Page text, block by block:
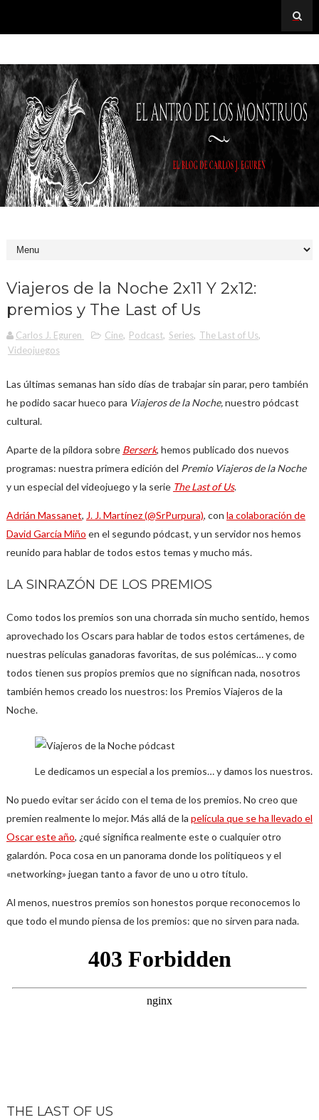
Viajeros de la Noche 2x11 Y 2x12:
premios y The Last of Us
Carlos J. Eguren Cine, Podcast, Series, The Last of Us,
Videojuegos
Las últimas semanas han sido días de trabajar sin parar, pero también
he podido sacar hueco para Viajeros de la Noche,nuestro pódcast
cultural.
Aparte de la píldora sobre Berserk, hemos publicado dos nuevos
programas: nuestra primera edición del Premio Viajeros de la Noche
y un especial del videojuego y la serie The Last of Us.
Adrián Massanet, J. J. Martínez (@SrPurpura), con la colaboración de
David García Miño en el segundo pódcast, y un servidor nos hemos
reunido para hablar de todos estos temas y mucho más.
LA SINRAZÓN DE LOS PREMIOS
Como todos los premios son una chorrada sin mucho sentido, hemos
aprovechado los Oscars para hablar de todos estos certámenes, de
nuestras películas ganadoras favoritas, de sus polémicas… y como
todos tienen sus propios premios que no significan nada, nosotros
también hemos creado los nuestros: los Premios Viajeros de la
Noche.
Le dedicamos un especial a los premios… y damos los nuestros.
No puedo evitar ser ácido con el tema de los premios. No creo que
premien realmente lo mejor. Más allá de la película que se ha llevado el
Oscar este año, ¿qué significa realmente este o cualquier otro
galardón. Poca cosa en un panorama donde los politiqueos y el
«networking» juegan tanto a favor de uno u otro título.
Al menos, nuestros premios son honestos porque reconocemos lo
que todo el mundo piensa de los premios: que no sirven para nada.
THE LAST OF US